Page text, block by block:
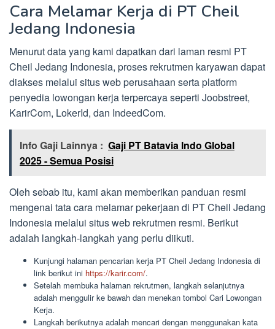
Cara Melamar Kerja di PT Cheil
Jedang Indonesia
Menurut data yang kami dapatkan dari laman resmi PT
Cheil Jedang Indonesia, proses rekrutmen karyawan dapat
diakses melalui situs web perusahaan serta platform
penyedia lowongan kerja terpercaya seperti Joobstreet,
KarirCom, LokerId, dan IndeedCom.
Info Gaji Lainnya : Gaji PT Batavia Indo Global
2025 - Semua Posisi
Oleh sebab itu, kami akan memberikan panduan resmi
mengenai tata cara melamar pekerjaan di PT Cheil Jedang
Indonesia melalui situs web rekrutmen resmi. Berikut
adalah langkah-langkah yang perlu diikuti.
Kunjungi halaman pencarian kerja PT Cheil Jedang Indonesia di
link berikut ini https://karir.com/.
Setelah membuka halaman rekrutmen, langkah selanjutnya
adalah menggulir ke bawah dan menekan tombol Cari Lowongan
Kerja.
Langkah berikutnya adalah mencari dengan menggunakan kata